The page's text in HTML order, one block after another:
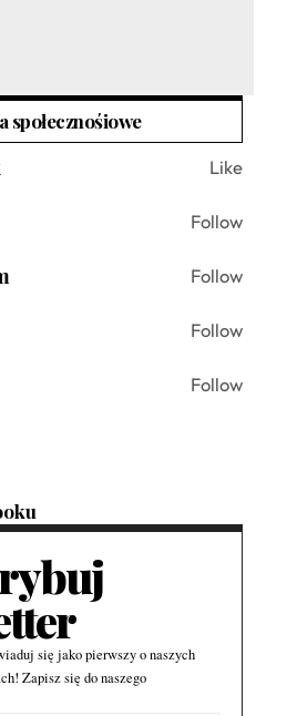
społecznośiowe
Like
Follow
Follow
Follow
Follow
się jako pierwszy o naszych
Zapisz się do naszego